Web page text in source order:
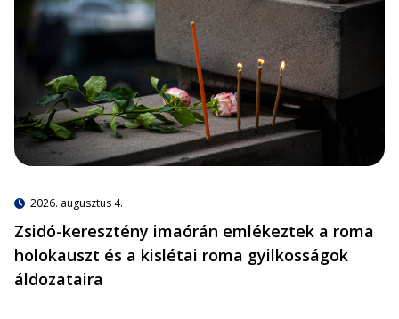
2026. augusztus 4.
Zsidó-keresztény imaórán emlékeztek a roma
holokauszt és a kislétai roma gyilkosságok
áldozataira